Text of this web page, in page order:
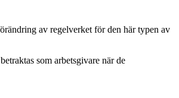
av regelverket för den här typen av
som arbetsgivare när de